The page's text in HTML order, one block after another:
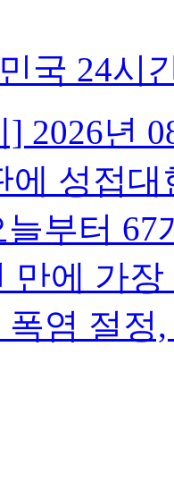
국 24시
2026년
에 성접대
부터 67
만에 가장
염 절정,